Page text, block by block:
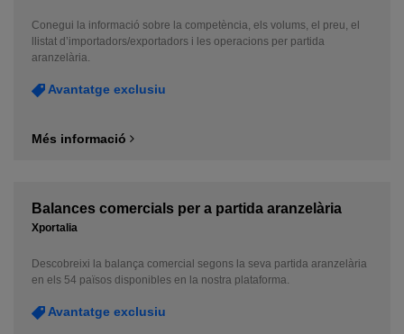
Conegui la informació sobre la competència, els volums, el preu, el
llistat d’importadors/exportadors i les operacions per partida
aranzelària.
Avantatge exclusiu
Més informació
Balances comercials per a partida aranzelària
Xportalia
Descobreixi la balança comercial segons la seva partida aranzelària
en els 54 països disponibles en la nostra plataforma.
Avantatge exclusiu